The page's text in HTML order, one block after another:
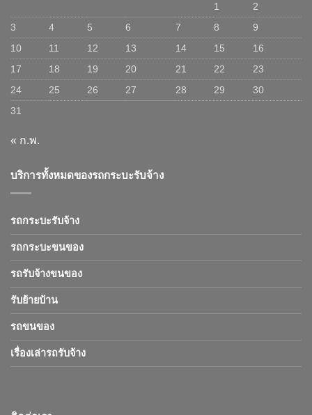
1
2
3
4 5 6 7 8
9
10
11 12 13 14 15
16
17
18 19 20 21 22
23
24
25 26 27 28 29
30
31
« ก.พ.
บริการทั้งหมดของรถกระบะรับจ้าง
รถกระบะรับจ้าง
รถกระบะขนของ
รถรับจ้างขนของ
รับย้ายบ้าน
รถขนของ
เรื่องเล่ารถรับจ้าง